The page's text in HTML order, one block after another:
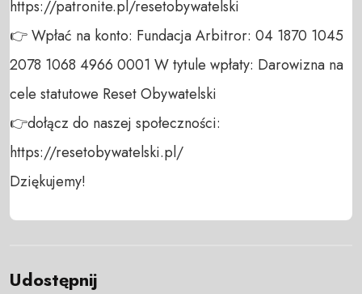
https://patronite.pl/resetobywatelski
👉 Wpłać na konto: Fundacja Arbitror: 04 1870 1045
2078 1068 4966 0001 W tytule wpłaty: Darowizna na
cele statutowe Reset Obywatelski
👉dołącz do naszej społeczności:
https://resetobywatelski.pl/
Dziękujemy!
Udostępnij